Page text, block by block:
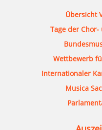
Übersicht
Tage der
Wettbewerb
Internationaler
Musica